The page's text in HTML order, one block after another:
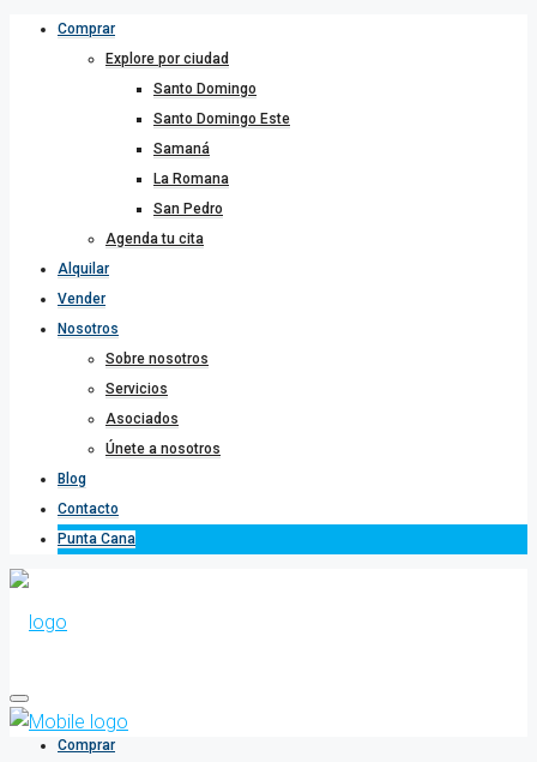
Comprar
Explore por ciudad
Santo Domingo
Santo Domingo Este
Samaná
La Romana
San Pedro
Agenda tu cita
Alquilar
Vender
Nosotros
Sobre nosotros
Servicios
Asociados
Únete a nosotros
Blog
Contacto
Punta Cana
Comprar